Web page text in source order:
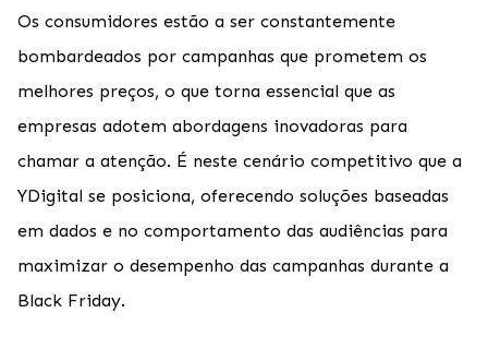
Os consumidores estão a ser constantemente
bombardeados por campanhas que prometem os
melhores preços, o que torna essencial que as
empresas adotem abordagens inovadoras para
chamar a atenção. É neste cenário competitivo que a
YDigital se posiciona, oferecendo soluções baseadas
em dados e no comportamento das audiências para
maximizar o desempenho das campanhas durante a
Black Friday.